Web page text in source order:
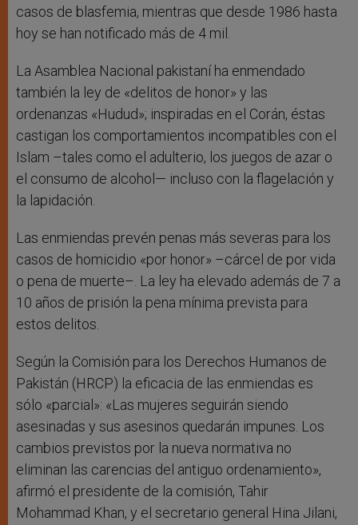
casos de blasfemia, mientras que desde 1986 hasta
hoy se han notificado más de 4 mil.
La Asamblea Nacional pakistaní ha enmendado
también la ley de «delitos de honor» y las
ordenanzas «Hudud»; inspiradas en el Corán, éstas
castigan los comportamientos incompatibles con el
Islam –tales como el adulterio, los juegos de azar o
el consumo de alcohol— incluso con la flagelación y
la lapidación.
Las enmiendas prevén penas más severas para los
casos de homicidio «por honor» –cárcel de por vida
o pena de muerte–. La ley ha elevado además de 7 a
10 años de prisión la pena mínima prevista para
estos delitos.
Según la Comisión para los Derechos Humanos de
Pakistán (HRCP) la eficacia de las enmiendas es
sólo «parcial»: «Las mujeres seguirán siendo
asesinadas y sus asesinos quedarán impunes. Los
cambios previstos por la nueva normativa no
eliminan las carencias del antiguo ordenamiento»,
afirmó el presidente de la comisión, Tahir
Mohammad Khan, y el secretario general Hina Jilani,